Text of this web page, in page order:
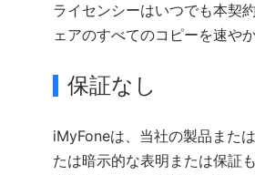
ライセンシーはいつでも本契
ェアのすべてのコピーを速や
保証なし
iMyFoneは、当社の製品また
たは暗示的な表明または保証